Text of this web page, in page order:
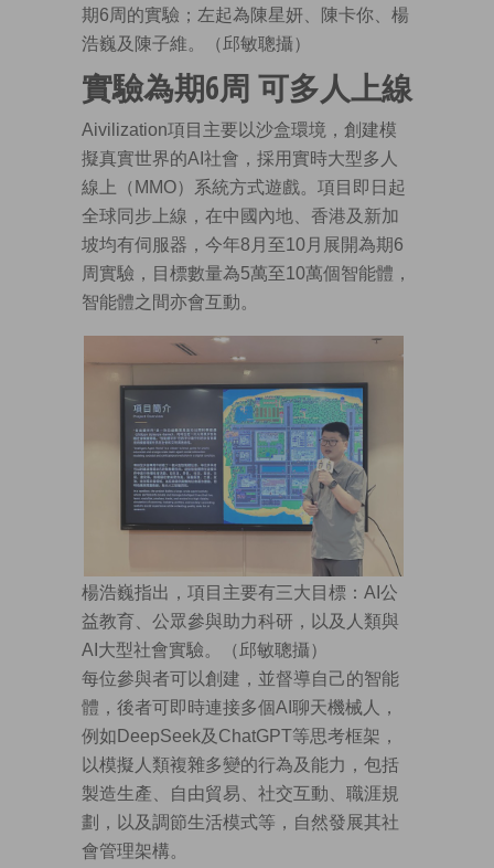
期6周的實驗；左起為陳星妍、陳卡你、楊
浩巍及陳子維。（邱敏聰攝）
實驗為期6周 可多人上線
Aivilization項目主要以沙盒環境，創建模
擬真實世界的AI社會，採用實時大型多人
線上（MMO）系統方式遊戲。項目即日起
全球同步上線，在中國內地、香港及新加
坡均有伺服器，今年8月至10月展開為期6
周實驗，目標數量為5萬至10萬個智能體，
智能體之間亦會互動。
楊浩巍指出，項目主要有三大目標：AI公
益教育、公眾參與助力科研，以及人類與
AI大型社會實驗。（邱敏聰攝）
每位參與者可以創建，並督導自己的智能
體，後者可即時連接多個AI聊天機械人，
例如DeepSeek及ChatGPT等思考框架，
以模擬人類複雜多變的行為及能力，包括
製造生產、自由貿易、社交互動、職涯規
劃，以及調節生活模式等，自然發展其社
會管理架構。